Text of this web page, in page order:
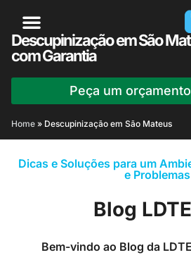
Descupinização em São
com Garantia
Peça um
Home » Descupinização em São Mateus
Dicas e Soluções para um
e Problemas
Blog
Bem-vindo ao Blog da